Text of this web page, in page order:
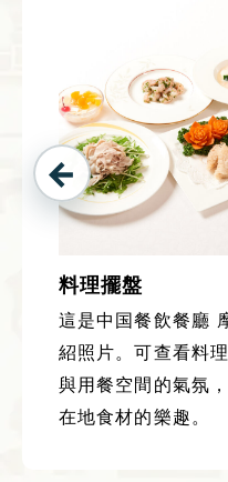
料理擺盤
這是中国餐飲餐廳
紹照片。可查看料
與用餐空間的氣氛
在地食材的樂趣。